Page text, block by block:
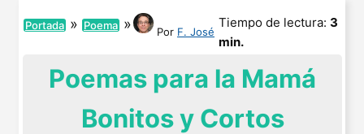
Portada » Poema » Por F. José
Tiempo de lectura: 3
min.
Poemas para la Mamá
Bonitos y Cortos